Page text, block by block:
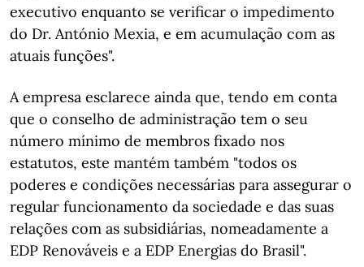
executivo enquanto se verificar o impedimento
do Dr. António Mexia, e em acumulação com as
atuais funções".
A empresa esclarece ainda que, tendo em conta
que o conselho de administração tem o seu
número mínimo de membros fixado nos
estatutos, este mantém também "todos os
poderes e condições necessárias para assegurar o
regular funcionamento da sociedade e das suas
relações com as subsidiárias, nomeadamente a
EDP Renováveis e a EDP Energias do Brasil".